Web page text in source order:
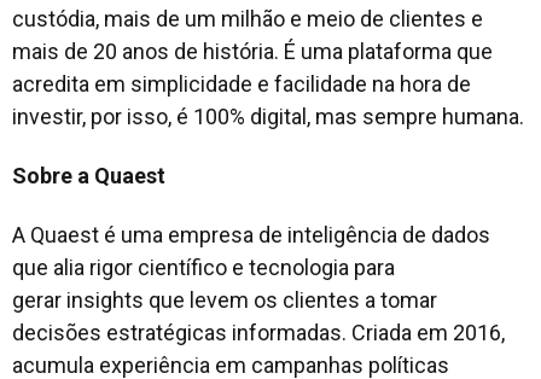
custódia, mais de um milhão e meio de clientes e
mais de 20 anos de história. É uma plataforma que
acredita em simplicidade e facilidade na hora de
investir, por isso, é 100% digital, mas sempre humana.
Sobre a Quaest
A Quaest é uma empresa de inteligência de dados
que alia rigor científico e tecnologia para
gerar insights que levem os clientes a tomar
decisões estratégicas informadas. Criada em 2016,
acumula experiência em campanhas políticas